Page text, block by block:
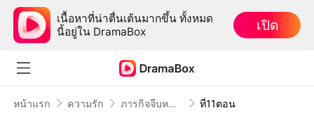
เนื้อหาที่น่าตื่นเต้นมากขึ้น ทั้งหมด
นี้อยู่ใน DramaBox
เปิด
หน้าแรก ความรัก ภารกิจจีบหนุ่มครอบจักรวาล ที่11ตอน